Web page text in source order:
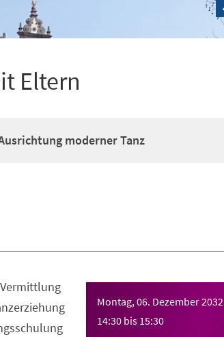
Eltern
moderner Tanz
Montag, 06. Dezember 2032
14:30 bis 15:30